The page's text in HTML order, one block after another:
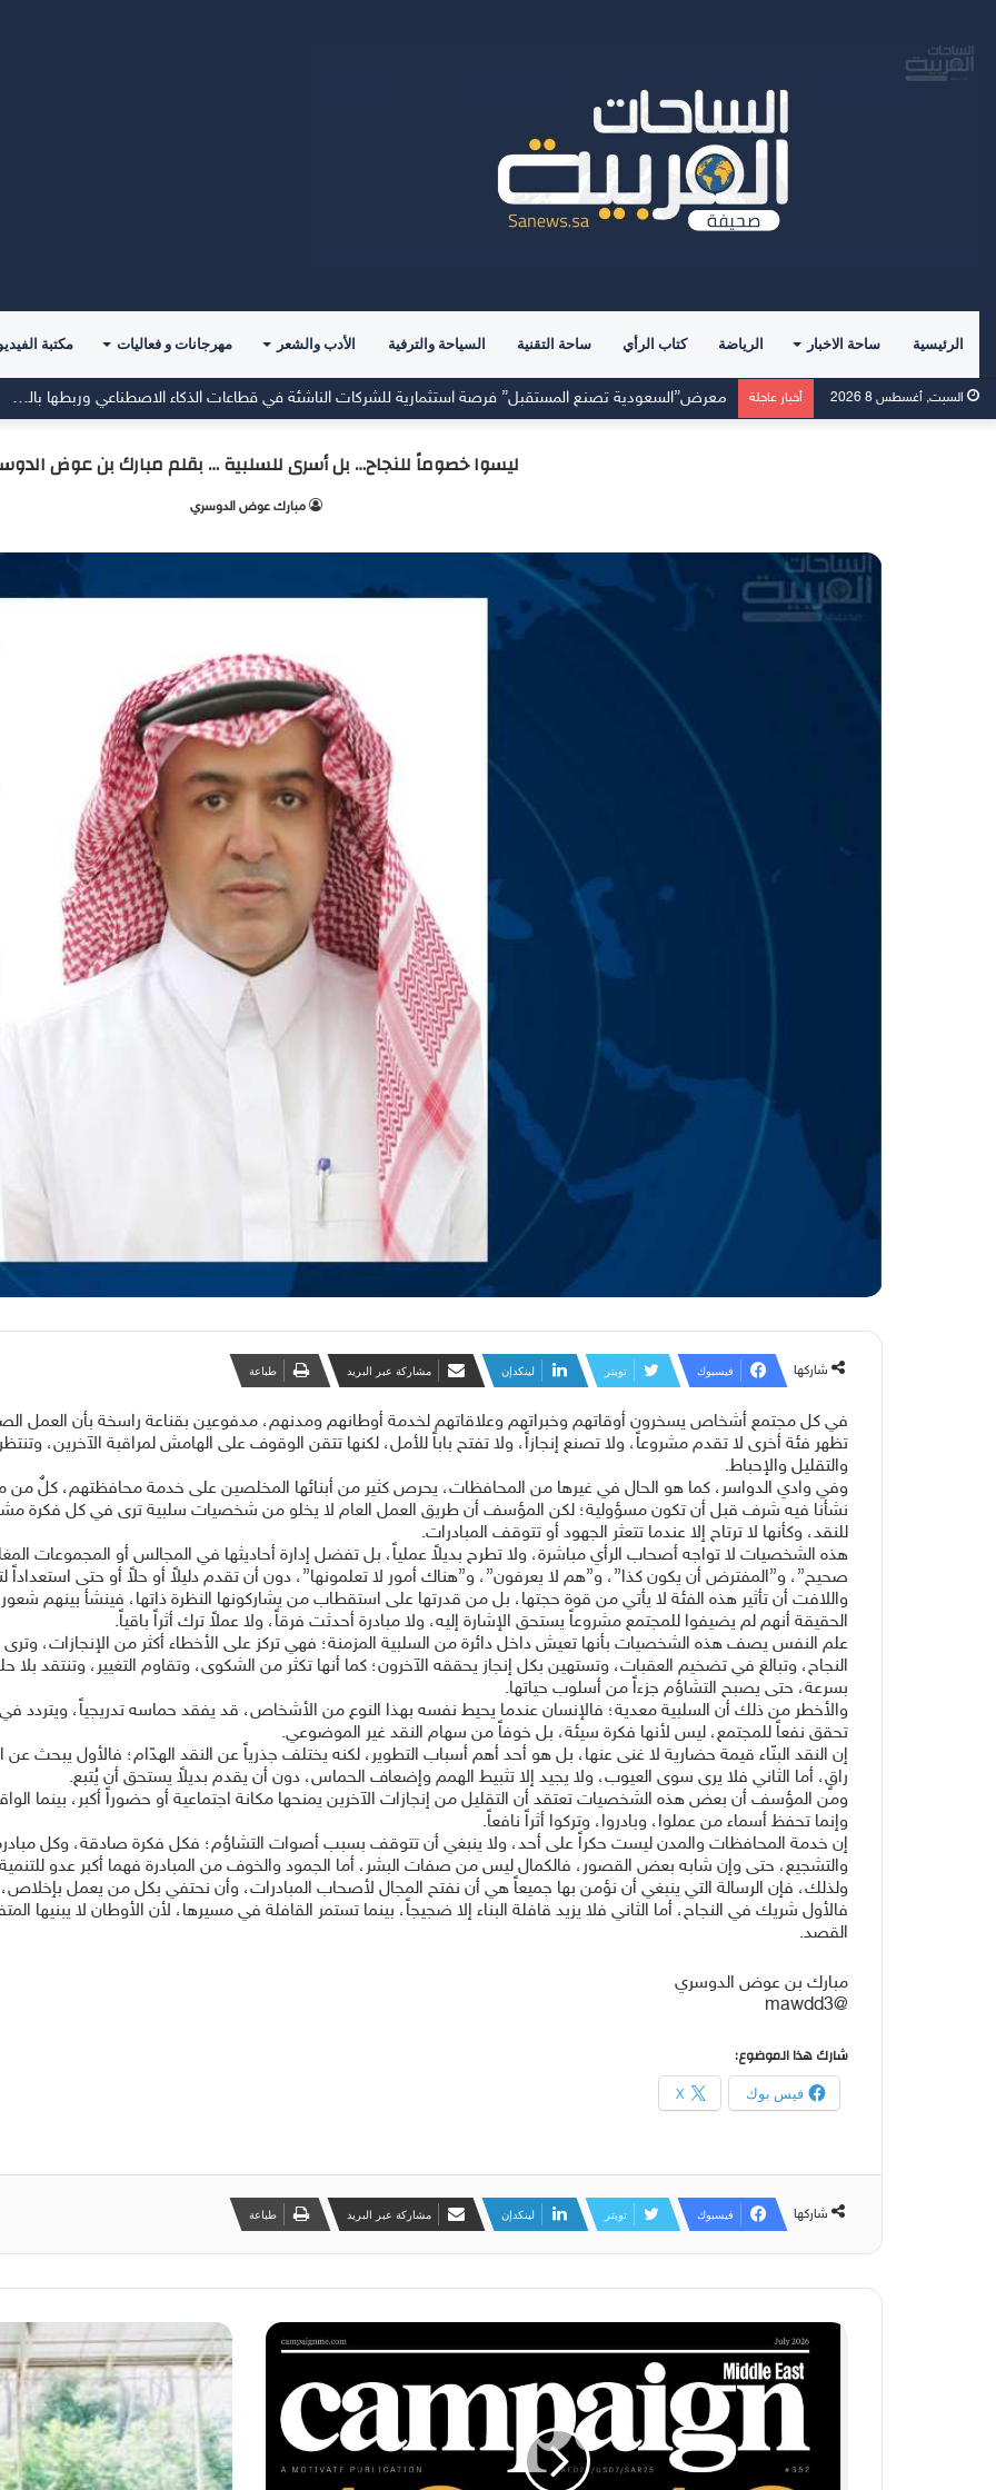
الرئيسية ساحة الاخبار الرياضة كتاب الرأي ساحة التقنية السياحة والترفية الأدب والشعر مهرجانات و فعاليات مكتبة
السبت, أغسطس 8 2026 أخبار عاجلة معرض”السعودية تصنع المستقبل” فرصة استثمارية للشركات الناشئة في قطاعات الذكاء الاصطناعي وربطها بالشركات العالمية
ليسوا خصوماً للنجاح… بل أسرى للسلبية … بقلم مبارك بن عوض
مبارك عوض الدوسري
شاركها فيسبوك تويتر لينكدإن مشاركة عبر البريد طباعة
في كل مجتمع أشخاص يسخرون أوقاتهم وخبراتهم وعلاقاتهم لخدمة أوطانهم ومدنهم، مدفوعين بقناعة راسخة بأن العمل
تظهر فئة أخرى لا تقدم مشروعاً، ولا تصنع إنجازاً، ولا تفتح باباً للأمل، لكنها تتقن الوقوف على الهامش لمراقبة الآخرين،
والتقليل والإحباط.
وفي وادي الدواسر، كما هو الحال في غيرها من المحافظات، يحرص كثير من أبنائها المخلصين على خدمة محافظتهم، كلٌ من
نشأنا فيه شرف قبل أن تكون مسؤولية؛ لكن المؤسف أن طريق العمل العام لا يخلو من شخصيات سلبية ترى في كل فكرة
للنقد، وكأنها لا ترتاح إلا عندما تتعثر الجهود أو تتوقف المبادرات.
هذه الشخصيات لا تواجه أصحاب الرأي مباشرة، ولا تطرح بديلاً عملياً، بل تفضل إدارة أحاديثها في المجالس أو المجموعات
صحيح”، و”المفترض أن يكون كذا”، و”هم لا يعرفون”، و”هناك أمور لا تعلمونها”، دون أن تقدم دليلاً أو حلاً أو حتى
واللافت أن تأثير هذه الفئة لا يأتي من قوة حجتها، بل من قدرتها على استقطاب من يشاركونها النظرة ذاتها، فينشأ بينهم شعور
الحقيقة أنهم لم يضيفوا للمجتمع مشروعاً يستحق الإشارة إليه، ولا مبادرة أحدثت فرقاً، ولا عملاً ترك أثراً باقياً.
علم النفس يصف هذه الشخصيات بأنها تعيش داخل دائرة من السلبية المزمنة؛ فهي تركز على الأخطاء أكثر من الإنجازات،
النجاح، وتبالغ في تضخيم العقبات، وتستهين بكل إنجاز يحققه الآخرون؛ كما أنها تكثر من الشكوى، وتقاوم التغيير، وتنتقد
بسرعة، حتى يصبح التشاؤم جزءاً من أسلوب حياتها.
والأخطر من ذلك أن السلبية معدية؛ فالإنسان عندما يحيط نفسه بهذا النوع من الأشخاص، قد يفقد حماسه تدريجياً، ويتردد في
تحقق نفعاً للمجتمع، ليس لأنها فكرة سيئة، بل خوفاً من سهام النقد غير الموضوعي.
إن النقد البنّاء قيمة حضارية لا غنى عنها، بل هو أحد أهم أسباب التطوير، لكنه يختلف جذرياً عن النقد الهدّام؛ فالأول يبحث
راقٍ، أما الثاني فلا يرى سوى العيوب، ولا يجيد إلا تثبيط الهمم وإضعاف الحماس، دون أن يقدم بديلاً يستحق أن يُتبع.
ومن المؤسف أن بعض هذه الشخصيات تعتقد أن التقليل من إنجازات الآخرين يمنحها مكانة اجتماعية أو حضوراً أكبر، بينما
وإنما تحفظ أسماء من عملوا، وبادروا، وتركوا أثراً نافعاً.
إن خدمة المحافظات والمدن ليست حكراً على أحد، ولا ينبغي أن تتوقف بسبب أصوات التشاؤم؛ فكل فكرة صادقة، وكل
والتشجيع، حتى وإن شابه بعض القصور، فالكمال ليس من صفات البشر، أما الجمود والخوف من المبادرة فهما أكبر عدو
ولذلك، فإن الرسالة التي ينبغي أن نؤمن بها جميعاً هي أن نفتح المجال لأصحاب المبادرات، وأن نحتفي بكل من يعمل
فالأول شريك في النجاح، أما الثاني فلا يزيد قافلة البناء إلا ضجيجاً، بينما تستمر القافلة في مسيرها، لأن الأوطان لا يبنيها
القصد.
مبارك بن عوض الدوسري
@mawdd3
شارك هذا الموضوع:
فيس بوك X
شاركها فيسبوك تويتر لينكدإن مشاركة عبر البريد طباعة